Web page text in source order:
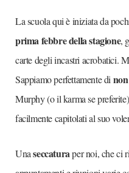
La scuola qui è iniziata da
prima febbre della stagione,
carte degli incastri acrobatici.
Sappiamo perfettamente di
Murphy (o il karma se
facilmente capitolati al suo
Unaseccaturaper noi, che ci